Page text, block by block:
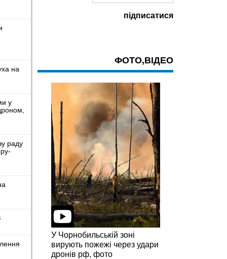
на
у
раду
ФОТО,ВІДЕО
У Чорнобильській зоні
вирують пожежі через удари
дронів рф, фото